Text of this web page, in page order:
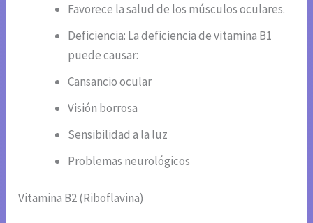
Favorece la salud de los músculos oculares.
Deficiencia: La deficiencia de vitamina B1
puede causar:
Cansancio ocular
Visión borrosa
Sensibilidad a la luz
Problemas neurológicos
Vitamina B2 (Riboflavina)